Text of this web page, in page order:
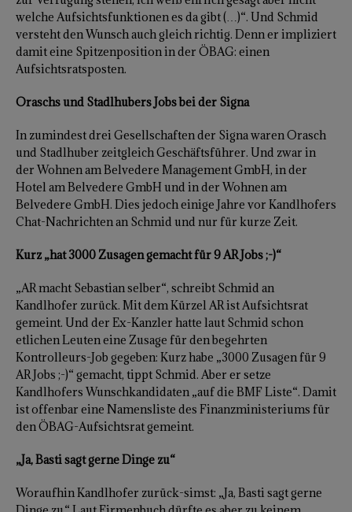
welche Aufsichtsfunktionen es da gibt (…)“. Und Schmid
versteht den Wunsch auch gleich richtig. Denn er impliziert
damit eine Spitzenposition in der ÖBAG: einen
Aufsichtsratsposten.
Oraschs und Stadlhubers Jobs bei der Signa
In zumindest drei Gesellschaften der Signa waren Orasch
und Stadlhuber zeitgleich Geschäftsführer. Und zwar in
der Wohnen am Belvedere Management GmbH, in der
Hotel am Belvedere GmbH und in der Wohnen am
Belvedere GmbH. Dies jedoch einige Jahre vor Kandlhofers
Chat-Nachrichten an Schmid und nur für kurze Zeit.
Kurz „hat 3000 Zusagen gemacht für 9 AR Jobs ;-)“
„AR macht Sebastian selber“, schreibt Schmid an
Kandlhofer zurück. Mit dem Kürzel AR ist Aufsichtsrat
gemeint. Und der Ex-Kanzler hatte laut Schmid schon
etlichen Leuten eine Zusage für den begehrten
Kontrolleurs-Job gegeben: Kurz habe „3000 Zusagen für 9
AR Jobs ;-)“ gemacht, tippt Schmid. Aber er setze
Kandlhofers Wunschkandidaten „auf die BMF Liste“. Damit
ist offenbar eine Namensliste des Finanzministeriums für
den ÖBAG-Aufsichtsrat gemeint.
„Ja, Basti sagt gerne Dinge zu“
Woraufhin Kandlhofer zurück-simst: „Ja, Basti sagt gerne